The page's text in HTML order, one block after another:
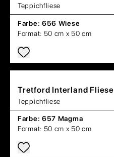
Teppichfliese
Farbe: 656 Wiese
Format: 50 cm x 50 cm
Tretford Interland Fliese
Teppichfliese
Farbe: 657 Magma
Format: 50 cm x 50 cm